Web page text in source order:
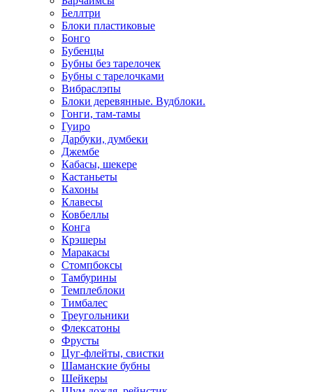
Беллтри
Блоки пластиковые
Бонго
Бубенцы
Бубны без тарелочек
Бубны с тарелочками
Вибраслэпы
Блоки деревянные. Вудблоки.
Гонги, там-тамы
Гуиро
Дарбуки, думбеки
Джембе
Кабасы, шекере
Кастаньеты
Кахоны
Клавесы
Ковбеллы
Конга
Крэшеры
Маракасы
Стомпбоксы
Тамбурины
Темплеблоки
Тимбалес
Треугольники
Флексатоны
Фрусты
Цуг-флейты, свистки
Шаманские бубны
Шейкеры